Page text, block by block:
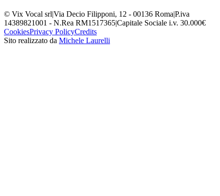
© Vix Vocal srl|Via Decio Filipponi, 12 - 00136 Roma|P.iva
14389821001 - N.Rea RM1517365|Capitale Sociale i.v. 30.000€
CookiesPrivacy PolicyCredits
Sito realizzato da Michele Laurelli